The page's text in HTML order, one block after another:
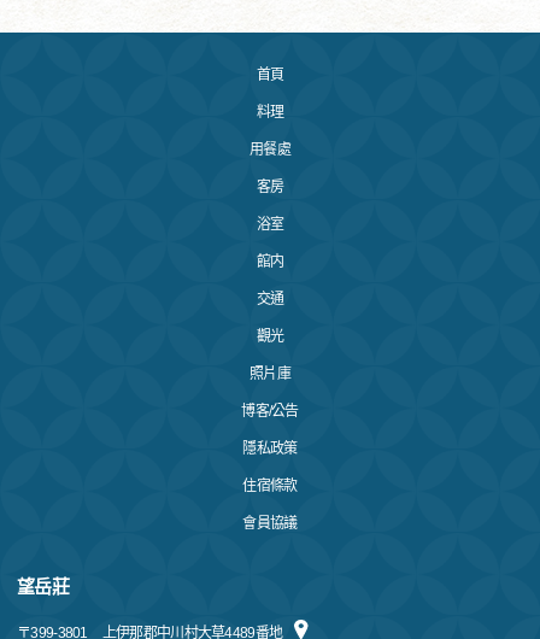
首頁
料理
用餐處
客房
浴室
館内
交通
觀光
照片庫
博客/公告
隱私政策
住宿條款
會員協議
望岳莊
〒399-3801 上伊那郡中川村大草4489番地